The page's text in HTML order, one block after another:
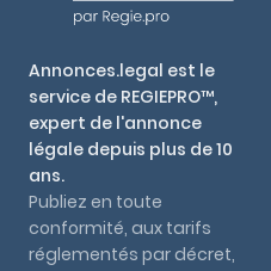
Annonces.legal est le
service de REGIEPRO™,
expert de l'annonce
légale depuis plus de 10
ans.
Publiez en toute
conformité, aux tarifs
réglementés par décret,